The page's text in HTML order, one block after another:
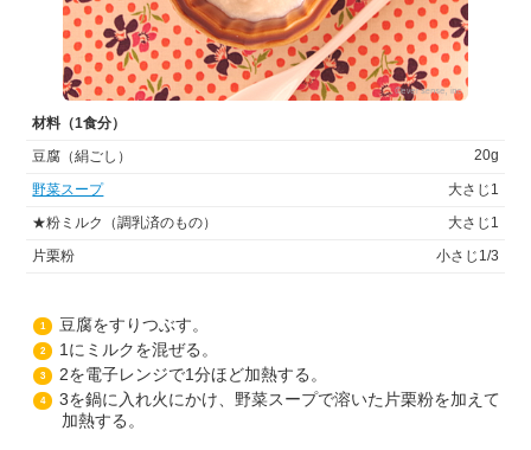
材料（1食分）
豆腐（絹ごし）
20g
野菜スープ
大さじ1
★粉ミルク（調乳済のもの）
大さじ1
片栗粉
小さじ1/3
1 豆腐をすりつぶす。
2 1にミルクを混ぜる。
3 2を電子レンジで1分ほど加熱する。
4
3を鍋に入れ火にかけ、野菜スープで溶いた片栗粉を加えて
加熱する。